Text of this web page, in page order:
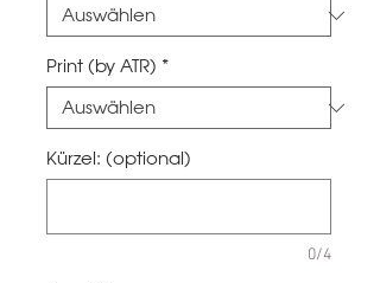
Print (by ATR) *
Kürzel: (optional)
0/4